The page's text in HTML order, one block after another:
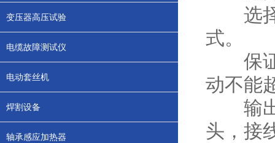
变压器高压试验
电缆故障测试仪
电动套丝机
焊割设备
轴承感应加热器
选择
式。
保证
动不能
输出
头，接